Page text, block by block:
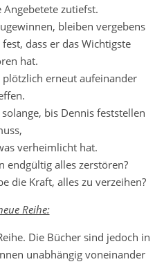
zutiefst.
bleiben vergebens
dass er das Wichtigste
hat.
erneut aufeinander
bis Dennis feststellen
verheimlicht hat.
endgültig alles zerstören?
die Kraft, alles zu verzeihen?
Reihe:
Die Bücher sind jedoch in
unabhängig voneinander